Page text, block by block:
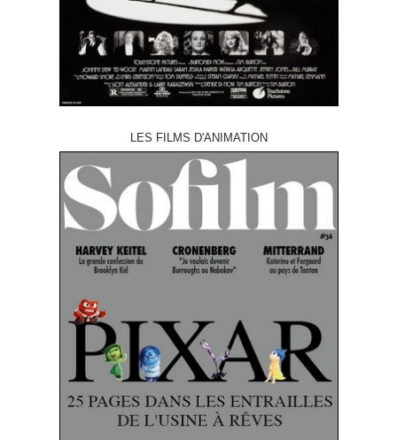
LES FILMS D'ANIMATION